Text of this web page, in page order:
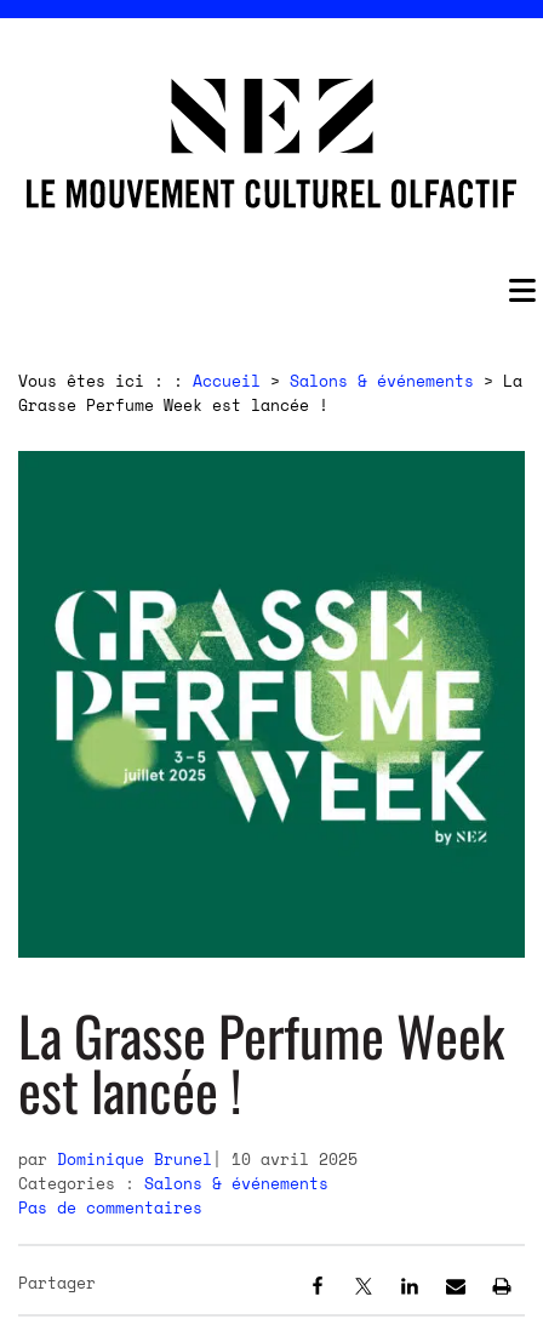
Vous êtes ici : : Accueil > Salons & événements > La
Grasse Perfume Week est lancée !
La Grasse Perfume Week
est lancée !
par Dominique Brunel
10 avril 2025
Categories : Salons & événements
Pas de commentaires
Partager